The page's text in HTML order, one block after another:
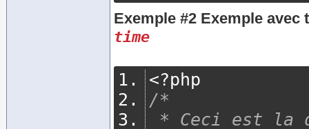
Exemple #2 Exemple avec
time
<?php
/*